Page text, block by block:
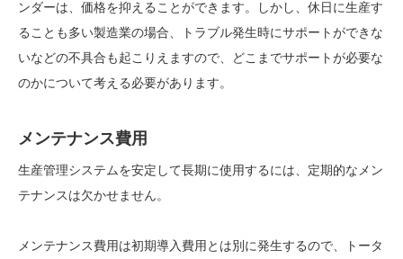
ンダーは、価格を抑えることができます。しかし、休日に生産す
ることも多い製造業の場合、トラブル発生時にサポートができな
いなどの不具合も起こりえますので、どこまでサポートが必要な
のかについて考える必要があります。
メンテナンス費用
生産管理システムを安定して長期に使用するには、定期的なメン
テナンスは欠かせません。
メンテナンス費用は初期導入費用とは別に発生するので、トータ